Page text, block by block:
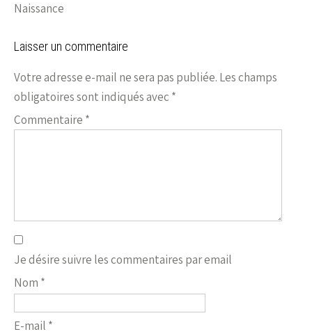
Naissance
Laisser un commentaire
Votre adresse e-mail ne sera pas publiée. Les champs
obligatoires sont indiqués avec *
Commentaire *
Je désire suivre les commentaires par email
Nom *
E-mail *